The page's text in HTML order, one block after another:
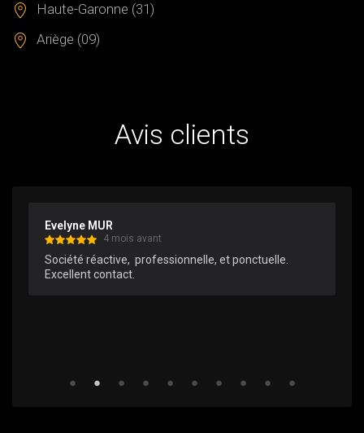
Haute-Garonne (31)
Ariège (09)
Avis clients
Evelyne MUR
4 mois avant
Société réactive,  professionnelle, et ponctuelle.
Excellent contact.